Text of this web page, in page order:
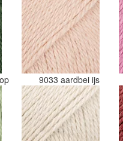
9033 aardbei ijs